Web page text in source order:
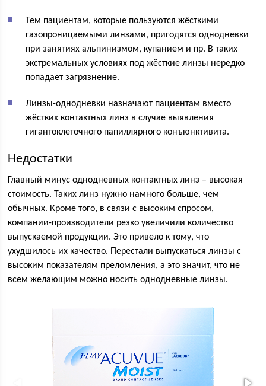
Тем пациентам, которые пользуются жёсткими
газопроницаемыми линзами, пригодятся однодневки
при занятиях альпинизмом, купанием и пр. В таких
экстремальных условиях под жёсткие линзы нередко
попадает загрязнение.
Линзы-однодневки назначают пациентам вместо
жёстких контактных линз в случае выявления
гигантоклеточного папиллярного конъюнктивита.
Недостатки
Главный минус однодневных контактных линз – высокая
стоимость. Таких линз нужно намного больше, чем
обычных. Кроме того, в связи с высоким спросом,
компании-производители резко увеличили количество
выпускаемой продукции. Это привело к тому, что
ухудшилось их качество. Перестали выпускаться линзы с
высоким показателям преломления, а это значит, что не
всем желающим можно носить однодневные линзы.